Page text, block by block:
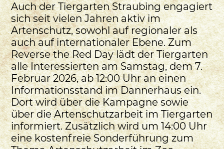
Auch der Tiergarten Straubing engagiert
sich seit vielen Jahren aktiv im
Artenschutz, sowohl auf regionaler als
auch auf internationaler Ebene. Zum
Reverse the Red Day lädt der Tiergarten
alle Interessierten am Samstag, dem 7.
Februar 2026, ab 12:00 Uhr an einen
Informationsstand im Dannerhaus ein.
Dort wird über die Kampagne sowie
über die Artenschutzarbeit im Tiergarten
informiert. Zusätzlich wird um 14:00 Uhr
eine kostenfreie Sonderführung zum